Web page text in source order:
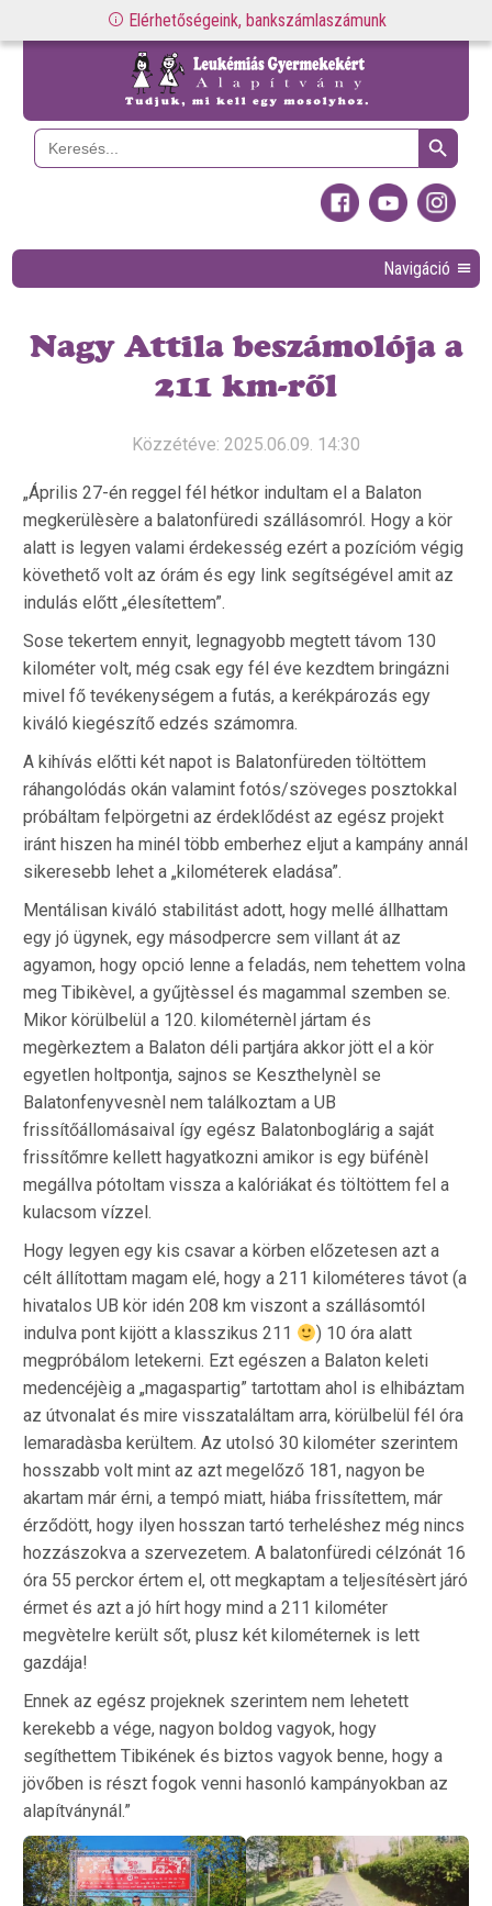
Elérhetőségeink, bankszámlaszámunk
Search
for:
Search Button
Navigáció
Nagy Attila beszámolója a
211 km-ről
Közzétéve: 2025.06.09. 14:30
„Április 27-én reggel fél hétkor indultam el a Balaton
megkerülèsère a balatonfüredi szállásomról. Hogy a kör
alatt is legyen valami érdekesség ezért a pozícióm végig
követhető volt az órám és egy link segítségével amit az
indulás előtt „élesítettem”.
Sose tekertem ennyit, legnagyobb megtett távom 130
kilométer volt, még csak egy fél éve kezdtem bringázni
mivel fő tevékenységem a futás, a kerékpározás egy
kiváló kiegészítő edzés számomra.
A kihívás előtti két napot is Balatonfüreden töltöttem
ráhangolódás okán valamint fotós/szöveges posztokkal
próbáltam felpörgetni az érdeklődést az egész projekt
iránt hiszen ha minél több emberhez eljut a kampány annál
sikeresebb lehet a „kilométerek eladása”.
Mentálisan kiváló stabilitást adott, hogy mellé állhattam
egy jó ügynek, egy másodpercre sem villant át az
agyamon, hogy opció lenne a feladás, nem tehettem volna
meg Tibikèvel, a gyűjtèssel és magammal szemben se.
Mikor körülbelül a 120. kilométernèl jártam és
megèrkeztem a Balaton déli partjára akkor jött el a kör
egyetlen holtpontja, sajnos se Keszthelynèl se
Balatonfenyvesnèl nem találkoztam a UB
frissítőállomásaival így egész Balatonboglárig a saját
frissítőmre kellett hagyatkozni amikor is egy büfénèl
megállva pótoltam vissza a kalóriákat és töltöttem fel a
kulacsom vízzel.
Hogy legyen egy kis csavar a körben előzetesen azt a
célt állítottam magam elé, hogy a 211 kilométeres távot (a
hivatalos UB kör idén 208 km viszont a szállásomtól
indulva pont kijött a klasszikus 211
) 10 óra alatt
megpróbálom letekerni. Ezt egészen a Balaton keleti
medencéjèig a „magaspartig” tartottam ahol is elhibáztam
az útvonalat és mire visszataláltam arra, körülbelül fél óra
lemaradàsba kerültem. Az utolsó 30 kilométer szerintem
hosszabb volt mint az azt megelőző 181, nagyon be
akartam már érni, a tempó miatt, hiába frissítettem, már
érződött, hogy ilyen hosszan tartó terheléshez még nincs
hozzászokva a szervezetem. A balatonfüredi célzónát 16
óra 55 perckor értem el, ott megkaptam a teljesítésèrt járó
érmet és azt a jó hírt hogy mind a 211 kilométer
megvètelre került sőt, plusz két kilométernek is lett
gazdája!
Ennek az egész projeknek szerintem nem lehetett
kerekebb a vége, nagyon boldog vagyok, hogy
segíthettem Tibikének és biztos vagyok benne, hogy a
jövőben is részt fogok venni hasonló kampányokban az
alapítványnál.”